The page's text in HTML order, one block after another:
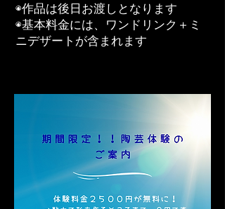
◉作品は後日お渡しとなります
◉基本料金には、ワンドリンク＋ミ
ニデザートが含まれます